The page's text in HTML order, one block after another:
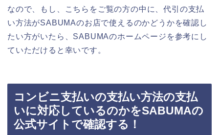
なので、もし、こちらをご覧の方の中に、代引の支払
い方法がSABUMAのお店で使えるのかどうかを確認し
たい方がいたら、SABUMAのホームページを参考にし
ていただけると幸いです。
コンビニ支払いの支払い方法の支払
いに対応しているのかをSABUMAの
公式サイトで確認する！